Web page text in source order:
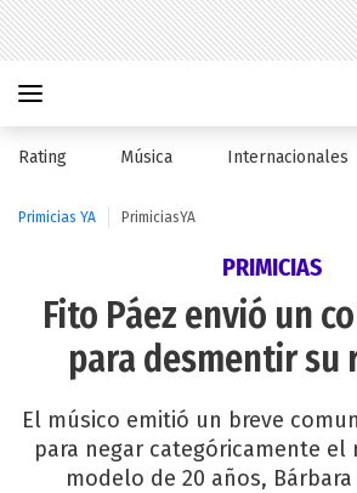
Rating Música Internacionales
Primicias YA PrimiciasYA
PRIMICIAS
Fito Páez envió un
para desmentir su
El músico emitió un breve
para negar categóricamente el
modelo de 20 años,